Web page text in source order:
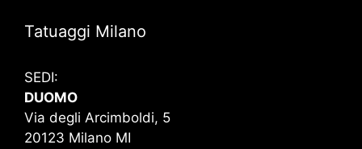
Tatuaggi Milano
SEDI:
DUOMO
Via degli Arcimboldi, 5
20123 Milano MI